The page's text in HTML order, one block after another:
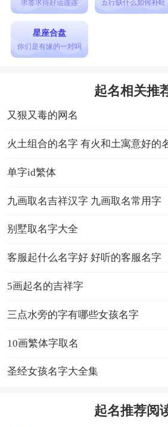
求签求得好运连连 五行缺什么如何补旺
星座合盘
你们是有缘的一对吗
起名相关推
又狠又毒的网名
火土组合的名字 有火和土寓意好的
单字id繁体
九画取名吉祥汉字 九画取名常用字
别墅取名字大全
客服起什么名字好 好听的客服名字
5画起名的吉祥字
三点水旁的字有哪些女孩名字
10画繁体字取名
圣经女孩名字大全集
起名推荐阅